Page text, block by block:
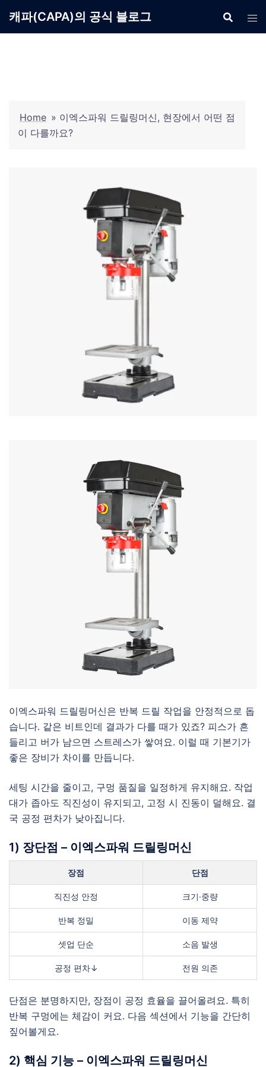
캐파(CAPA)의 공식 블로그
Home » 이엑스파워 드릴링머신, 현장에서 어떤 점
이 다를까요?
이엑스파워 드릴링머신은 반복 드릴 작업을 안정적으로 돕
습니다. 같은 비트인데 결과가 다를 때가 있죠? 피스가 흔
들리고 버가 남으면 스트레스가 쌓여요. 이럴 때 기본기가
좋은 장비가 차이를 만듭니다.
세팅 시간을 줄이고, 구멍 품질을 일정하게 유지해요. 작업
대가 좁아도 직진성이 유지되고, 고정 시 진동이 덜해요. 결
국 공정 편차가 낮아집니다.
1) 장단점 – 이엑스파워 드릴링머신
장점 단점
직진성 안정 크기·중량
반복 정밀 이동 제약
셋업 단순 소음 발생
공정 편차↓ 전원 의존
단점은 분명하지만, 장점이 공정 효율을 끌어올려요. 특히
반복 구멍에는 체감이 커요. 다음 섹션에서 기능을 간단히
짚어볼게요.
2) 핵심 기능 – 이엑스파워 드릴링머신